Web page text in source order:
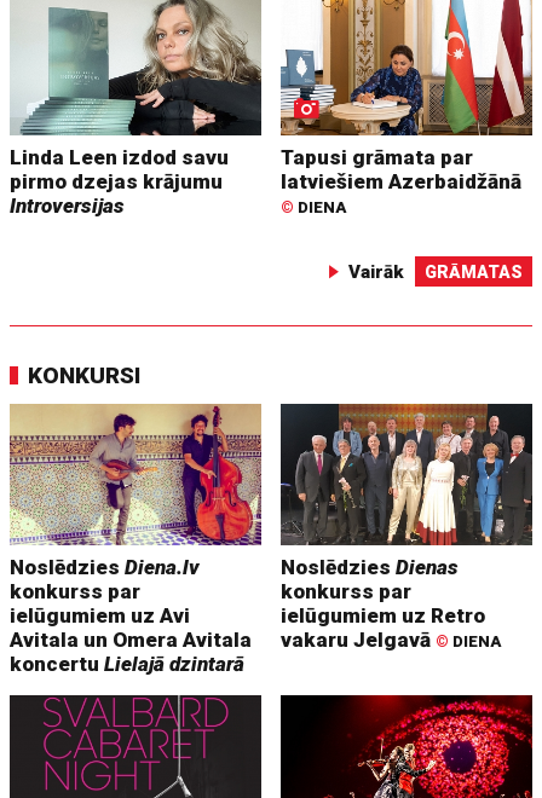
Linda Leen izdod savu
pirmo dzejas krājumu
Introversijas
Tapusi grāmata par
latviešiem Azerbaidžānā
© DIENA
Vairāk GRĀMATAS
KONKURSI
NoslēdziesDiena.lv
konkurss par
ielūgumiem uz Avi
Avitala un Omera Avitala
koncertuLielajā dzintarā
NoslēdziesDienas
konkurss par
ielūgumiem uz Retro
vakaru Jelgavā © DIENA